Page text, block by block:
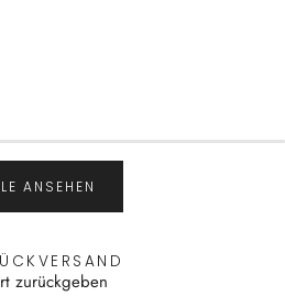
ANSEHEN
zurückgeben